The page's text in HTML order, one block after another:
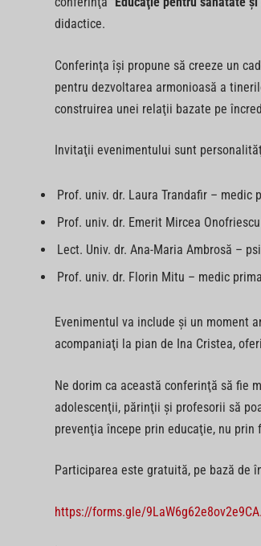
didactice.
Conferinţa îşi propune să creeze un
pentru dezvoltarea armonioasă a
construirea unei relaţii bazate pe
Invitaţii evenimentului sunt
Prof. univ. dr. Laura Trandafir –
Prof. univ. dr. Emerit Mircea
Lect. Univ. dr. Ana-Maria Ambrosă –
Prof. univ. dr. Florin Mitu – medic
Evenimentul va include şi un moment
acompaniaţi la pian de Ina Cristea,
Ne dorim ca această conferinţă să fie
adolescenţii, părinţii şi profesorii să
prevenţia începe prin educaţie, nu prin
Participarea este gratuită, pe bază de
https://forms.gle/9LaW6g62e8ov2e9CA.